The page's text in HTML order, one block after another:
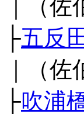
｜（
├五反
｜（
├吹浦